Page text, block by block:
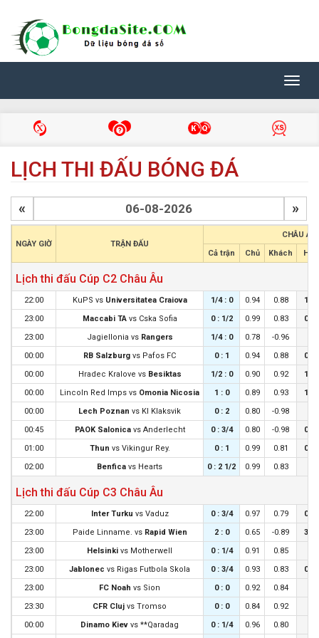
LỊCH THI ĐẤU BÓNG ĐÁ
« »
NGÀY GIỜ TRẬN ĐẤU
CHÂU Á
Cả trận
Chủ Khách
Lịch thi đấu Cúp C2 Châu Âu
22:00 KuPS vs Universitatea Craiova 1/4 : 0 0.94 0.88
1/4
23:00
Maccabi TA vs Cska Sofia 0 : 1/2 0.99 0.83
0 :
23:00
Jagiellonia vs Rangers 1/4 : 0 0.78 -0.96
00:00
RB Salzburg vs Pafos FC 0 : 1 0.94 0.88
0 :
00:00
Hradec Kralove vs Besiktas 1/2 : 0 0.90 0.92
1/4
00:00
Lincoln Red Imps vs Omonia Nicosia 1 : 0 0.89 0.93
1/2
00:00
Lech Poznan vs KI Klaksvik 0 : 2 0.80 -0.98
00:45
PAOK Salonica vs Anderlecht 0 : 3/4 0.80 -0.98
0 :
01:00
Thun vs Vikingur Rey. 0 : 1 0.99 0.81
0 :
02:00
Benfica vs Hearts 0 : 2 1/2 0.99 0.83
Lịch thi đấu Cúp C3 Châu Âu
22:00 Inter Turku vs Vaduz 0 : 3/4 0.97 0.79
0 :
23:00
Paide Linname. vs Rapid Wien 2 : 0 0.65 -0.89
3/4
23:00
Helsinki vs Motherwell 0 : 1/4 0.91 0.85
23:00
Jablonec vs Rigas Futbola Skola 0 : 3/4 0.93 0.83
0 :
23:00
FC Noah vs Sion 0 : 0 0.92 0.84
23:30
CFR Cluj vs Tromso 0 : 0 0.84 0.92
00:00
Dinamo Kiev vs **Qaradag 0 : 1/4 0.96 0.80